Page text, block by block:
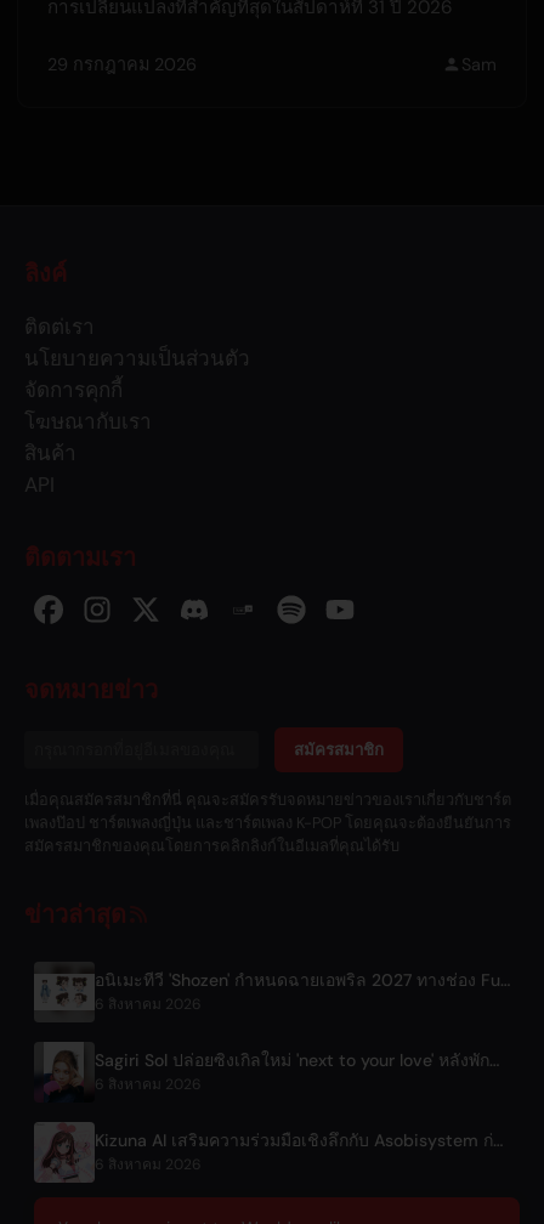
การเปลี่ยนแปลงที่สำคัญที่สุดในสัปดาห์ที่ 31 ปี 2026
29 กรกฎาคม 2026 Sam
ลิงค์
ติดต่เรา
นโยบายความเป็นส่วนตัว
จัดการคุกกี้
โฆษณากับเรา
สินค้า
API
ติดตามเรา
จดหมายข่าว
สมัครสมาชิก
เมื่อคุณสมัครสมาชิกที่นี่ คุณจะสมัครรับจดหมายข่าวของเราเกี่ยวกับชาร์ต
เพลงป๊อป ชาร์ตเพลงญี่ปุ่น และชาร์ตเพลง K-POP โดยคุณจะต้องยืนยันการ
สมัครสมาชิกของคุณโดยการคลิกลิงก์ในอีเมลที่คุณได้รับ
ข่าวล่าสุด
อนิเมะทีวี 'Shozen' กำหนดฉายเอพริล 2027 ทางช่อง Fuji TV
6 สิงหาคม 2026
Sagiri Sol ปล่อยซิงเกิลใหม่ 'next to your love' หลังพักฟื้น
6 สิงหาคม 2026
Kizuna AI เสริมความร่วมมือเชิงลึกกับ Asobisystem ก่อนเริ่มทัวร์ครบรอบ 10 ปีรอบโลก
6 สิงหาคม 2026